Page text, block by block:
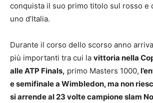
conquista il suo primo titolo sul rosso e
uno d’Italia.
Durante il corso dello scorso anno
più importanti tra cui la vittoria nella
alle ATP Finals, primo Masters 1000,
e semifinale a Wimbledon, ma non
si arrende al 23 volte campione slam